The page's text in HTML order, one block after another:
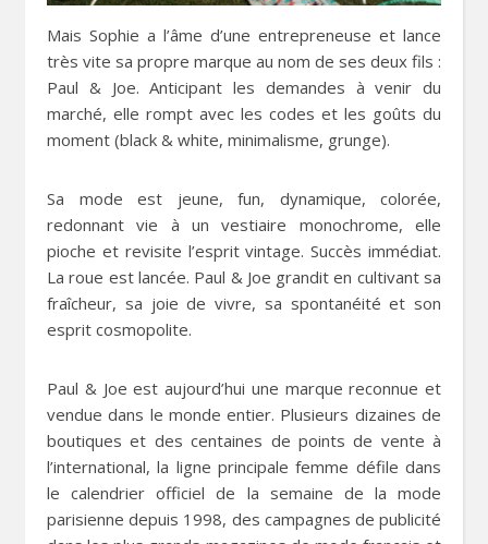
Mais Sophie a l’âme d’une entrepreneuse et lance
très vite sa propre marque au nom de ses deux fils :
Paul & Joe. Anticipant les demandes à venir du
marché, elle rompt avec les codes et les goûts du
moment (black & white, minimalisme, grunge).
Sa mode est jeune, fun, dynamique, colorée,
redonnant vie à un vestiaire monochrome, elle
pioche et revisite l’esprit vintage. Succès immédiat.
La roue est lancée. Paul & Joe grandit en cultivant sa
fraîcheur, sa joie de vivre, sa spontanéité et son
esprit cosmopolite.
Paul & Joe est aujourd’hui une marque reconnue et
vendue dans le monde entier. Plusieurs dizaines de
boutiques et des centaines de points de vente à
l’international, la ligne principale femme défile dans
le calendrier officiel de la semaine de la mode
parisienne depuis 1998, des campagnes de publicité